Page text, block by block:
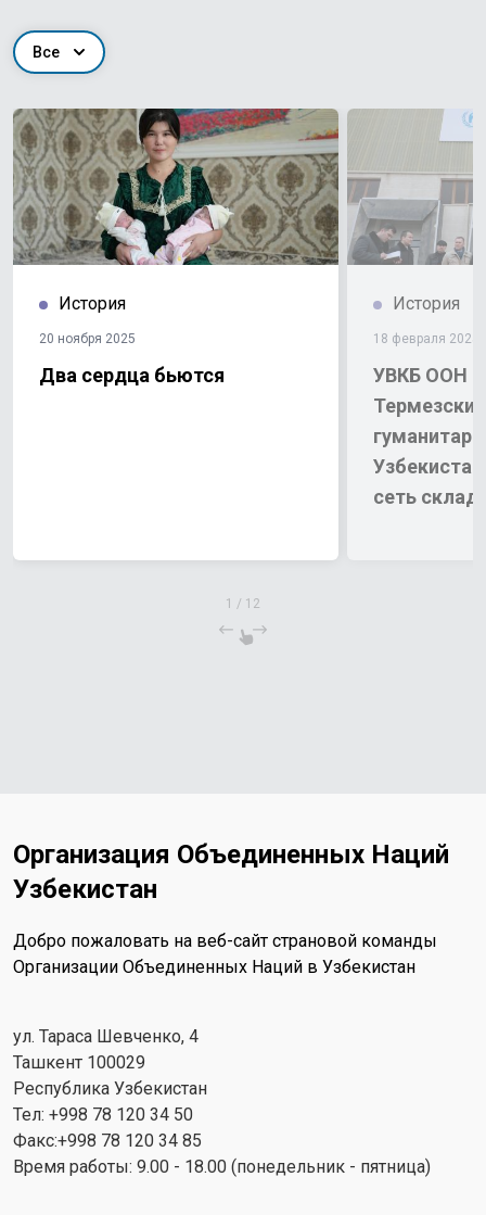
Все
История
20 ноября 2025
Два сердца бьются
История
18 февраля 2025
УВКБ ООН
сеть
1 / 12
Организация Объединенных Наций
Узбекистан
Добро пожаловать на веб-сайт страновой команды
Организации Объединенных Наций в Узбекистан
ул. Тараса Шевченко, 4
Ташкент 100029
Республика Узбекистан
Тел: +998 78 120 34 50
Факс:+998 78 120 34 85
Время работы: 9.00 - 18.00 (понедельник - пятница)